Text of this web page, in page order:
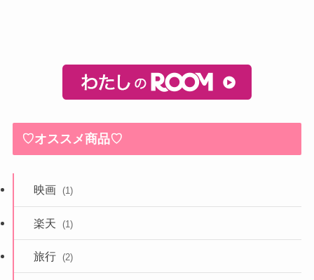
♡オススメ商品♡
映画 (1)
楽天 (1)
旅行 (2)